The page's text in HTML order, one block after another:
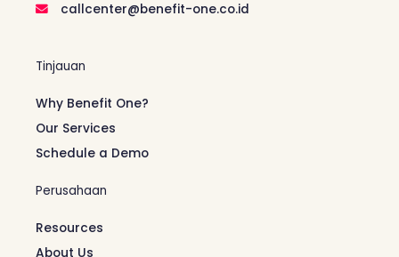
callcenter@benefit-one.co.id
Tinjauan
Why Benefit One?
Our Services
Schedule a Demo
Perusahaan
Resources
About Us